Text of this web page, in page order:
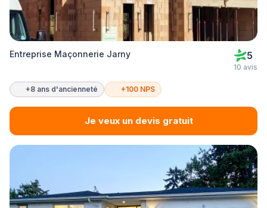
Entreprise Maçonnerie Jarny 5
10 avis
+8 ans d'ancienneté +100 NPS
Je veux un devis gratuit